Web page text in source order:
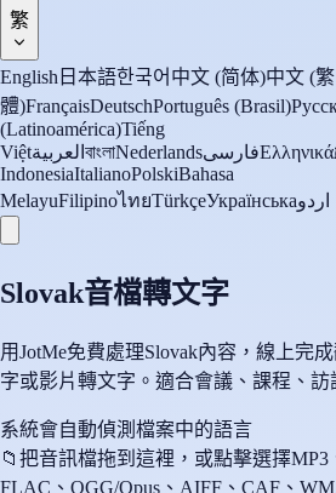
繁
English 日本語한국어 中文 (简体)中文 (繁
體)FrançaisDeutschPortuguês (Brasil)
(Latinoamérica)Tiếng
Việtالعربية বাংলাNederlandsفارسیΕλληνικά
IndonesiaItalianoPolskiBahasa
MelayuFilipinoไทยTürkçeУкраїнськаاردو
Slovak音檔轉文字
用JotMe免費處理Slovak內容，線上完
字或影片轉文字。適合會議、課程、訪
系統會自動偵測檔案中的語言
📁 把音訊檔拖到這裡，或點擊選擇MP3
FLAC、OGG/Opus、AIFF、CAF、